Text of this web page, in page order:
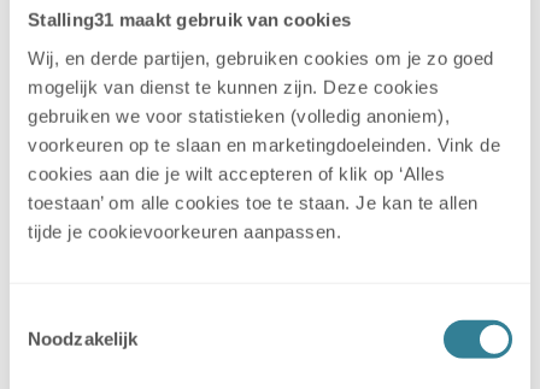
Stalling31 maakt gebruik van cookies
Wij, en derde partijen, gebruiken cookies om je zo goed
mogelijk van dienst te kunnen zijn. Deze cookies
gebruiken we voor statistieken (volledig anoniem),
voorkeuren op te slaan en marketingdoeleinden. Vink de
cookies aan die je wilt accepteren of klik op ‘Alles
toestaan’ om alle cookies toe te staan. Je kan te allen
tijde je cookievoorkeuren aanpassen.
Noodzakelijk
in Middelbeers. Netter en correcter
us eigenlijk niet mogelijk. Zeer
strakke organisatie. Na aanmelding
krijg je de avond voor halen of
brengen een mailtje met
toegangscode , je kan ruim ophalen
tussen 12.00 en 20.00 uur en caravan
staat netjes klaar. Na wegbrengen
rustige wegen.